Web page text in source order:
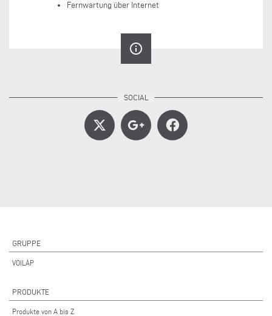
Fernwartung über Internet
info_outline
GRUPPE
VOILÀP
PRODUKTE
Produkte von A bis Z